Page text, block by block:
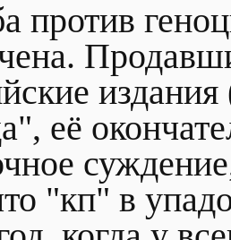
против
её
"кп" в